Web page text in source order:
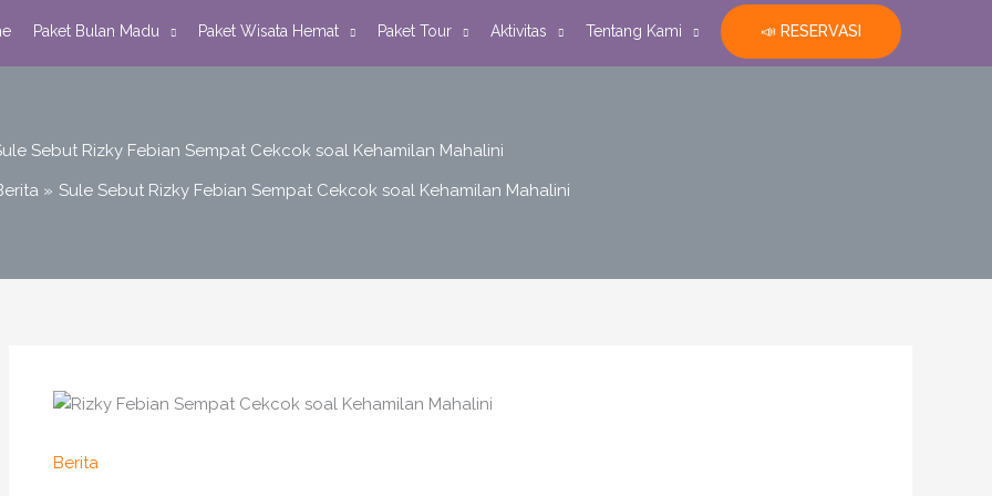
Paket Bulan Madu Paket Wisata Hemat Paket Tour Aktivitas Tentang Kami 📣 RESERVASI
Sebut Rizky Febian Sempat Cekcok soal Kehamilan Mahalini
Sule Sebut Rizky Febian Sempat Cekcok soal Kehamilan Mahalini
Berita